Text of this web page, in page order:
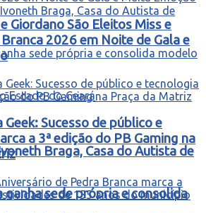
Braga, Casa do Autista de
ganha sede própria e consolida
Giordano São Eleitos Miss e
2026 em Noite de Gala e
Geek: Sucesso de público e
a 3ª edição do PB Gaming na